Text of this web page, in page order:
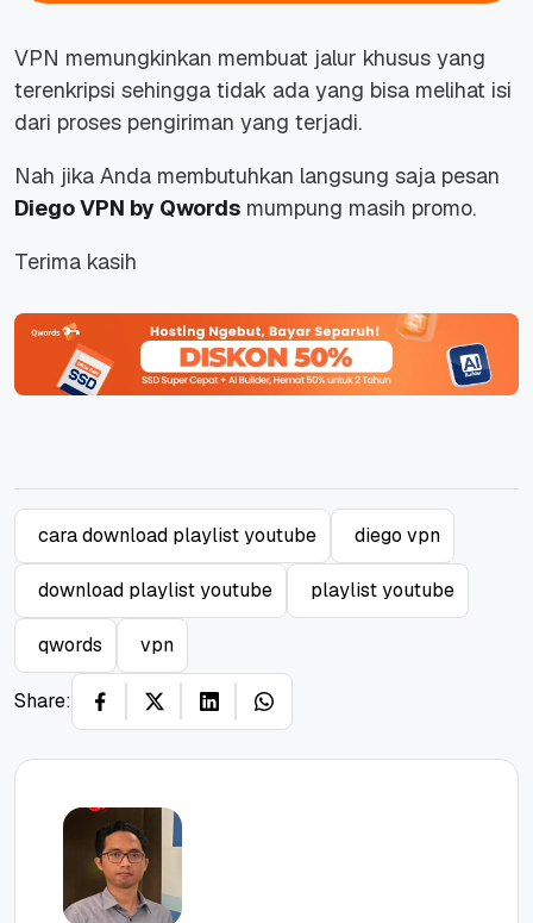
VPN memungkinkan membuat jalur khusus yang
terenkripsi sehingga tidak ada yang bisa melihat isi
dari proses pengiriman yang terjadi.
Nah jika Anda membutuhkan langsung saja pesan
Diego VPN by Qwords mumpung masih promo.
Terima kasih
cara download playlist youtube diego vpn
download playlist youtube playlist youtube
qwords vpn
Share: